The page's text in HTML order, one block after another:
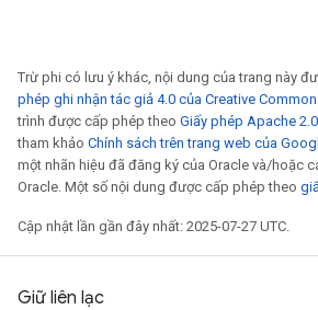
Trừ phi có lưu ý khác, nội dung của trang này
phép ghi nhận tác giả 4.0 của Creative
trình được cấp phép theo Giấy phép Apache 2.0
tham khảo Chính sách trên trang web của
một nhãn hiệu đã đăng ký của Oracle và/hoặc
Oracle. Một số nội dung được cấp phép theo
Cập nhật lần gần đây nhất: 2025-07-27 UTC.
Giữ liên lạc